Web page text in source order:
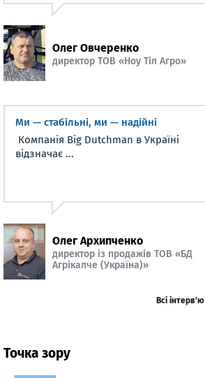
Олег Овчеренко
директор ТОВ «Ноу Тіл Агро»
Ми — стабільні, ми — надійні
Компанія Big Dutchman в Україні
відзначає ...
Олег Архипченко
директор із продажів ТОВ «БД
Агрікалче (Україна)»
Всі інтерв’ю
Точка зору